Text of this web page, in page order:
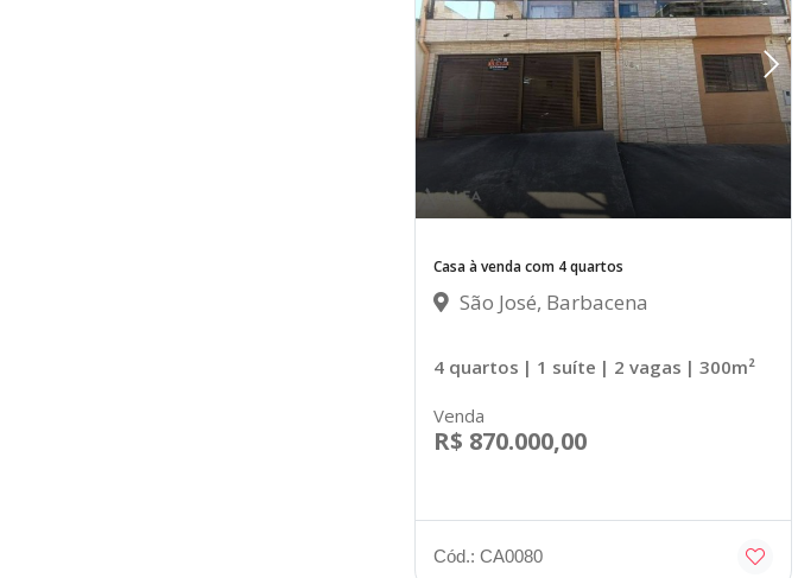
Casa à venda com 4 quartos
São José, Barbacena
4 quartos | 1 suíte | 2 vagas | 300m²
Venda
R$ 870.000,00
Cód.: CA0080